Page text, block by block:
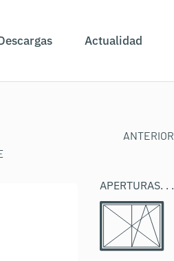
Actualidad
ANTERIOR
APERTURAS. . .